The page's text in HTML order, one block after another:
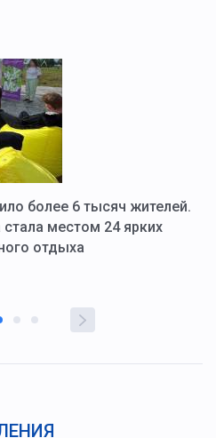
более 6 тысяч жителей.
местом 24 ярких
отдыха